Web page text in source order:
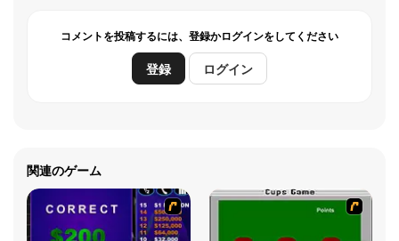
コメントを投稿するには、登録かログインをしてください
登録 ログイン
関連のゲーム